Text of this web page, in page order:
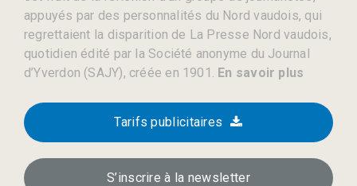
appuyés par des personnalités du Nord vaudois, qui
regrettaient la disparition de La Presse Nord vaudois,
quotidien édité par la Société anonyme du Journal
d’Yverdon (SAJY), créée en 1901. En savoir plus
Tarifs publicitaires
S’inscrire à la newsletter